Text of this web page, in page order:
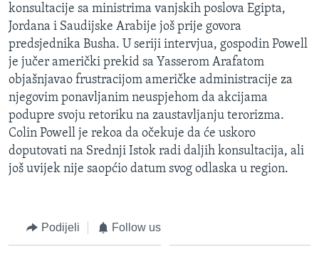
konsultacije sa ministrima vanjskih poslova Egipta,
Jordana i Saudijske Arabije još prije govora
predsjednika Busha. U seriji intervjua, gospodin Powell
je jučer američki prekid sa Yasserom Arafatom
objašnjavao frustracijom američke administracije za
njegovim ponavljanim neuspjehom da akcijama
podupre svoju retoriku na zaustavljanju terorizma.
Colin Powell je rekoa da očekuje da će uskoro
doputovati na Srednji Istok radi daljih konsultacija, ali
još uvijek nije saopćio datum svog odlaska u region.
Podijeli Follow us